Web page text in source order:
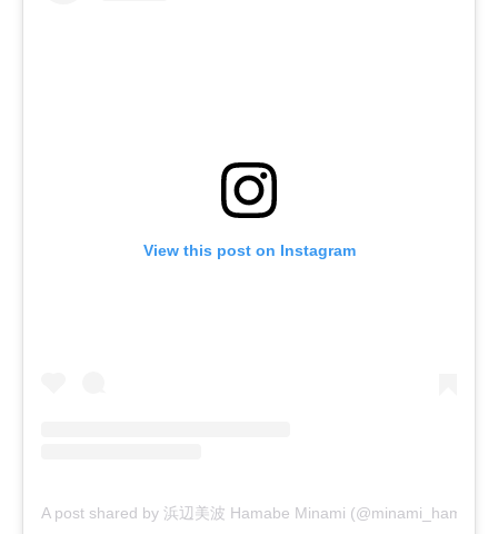
View this post on Instagram
A post shared by 浜辺美波 Hamabe Minami